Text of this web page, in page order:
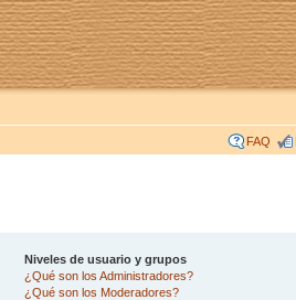
FAQ
Niveles de usuario y grupos
¿Qué son los Administradores?
¿Qué son los Moderadores?